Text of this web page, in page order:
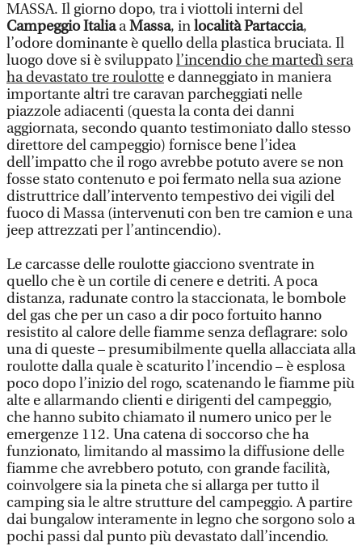
MASSA. Il giorno dopo, tra i viottoli interni del
Campeggio ItaliaaMassa, inlocalità Partaccia,
l’odore dominante è quello della plastica bruciata. Il
luogo dove si è sviluppatol’incendio che martedì sera
ha devastato tre roulotte e danneggiato in maniera
importante altri tre caravan parcheggiati nelle
piazzole adiacenti (questa la conta dei danni
aggiornata, secondo quanto testimoniato dallo stesso
direttore del campeggio) fornisce bene l’idea
dell’impatto che il rogo avrebbe potuto avere se non
fosse stato contenuto e poi fermato nella sua azione
distruttrice dall’intervento tempestivo dei vigili del
fuoco di Massa (intervenuti con ben tre camion e una
jeep attrezzati per l’antincendio).
Le carcasse delle roulotte giacciono sventrate in
quello che è un cortile di cenere e detriti. A poca
distanza, radunate contro la staccionata, le bombole
del gas che per un caso a dir poco fortuito hanno
resistito al calore delle fiamme senza deflagrare: solo
una di queste – presumibilmente quella allacciata alla
roulotte dalla quale è scaturito l’incendio – è esplosa
poco dopo l’inizio del rogo, scatenando le fiamme più
alte e allarmando clienti e dirigenti del campeggio,
che hanno subito chiamato il numero unico per le
emergenze 112. Una catena di soccorso che ha
funzionato, limitando al massimo la diffusione delle
fiamme che avrebbero potuto, con grande facilità,
coinvolgere sia la pineta che si allarga per tutto il
camping sia le altre strutture del campeggio. A partire
dai bungalow interamente in legno che sorgono solo a
pochi passi dal punto più devastato dall’incendio.